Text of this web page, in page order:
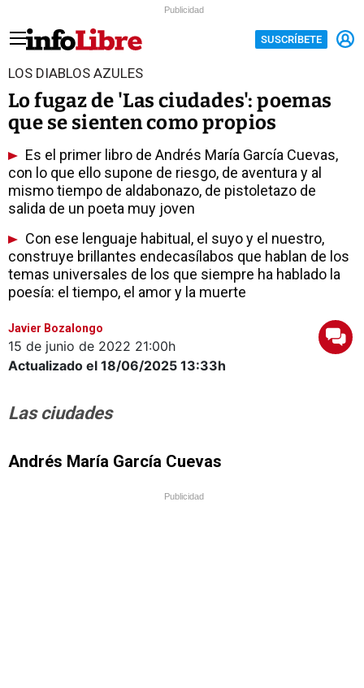
Publicidad
SUSCRÍBETE
LOS DIABLOS AZULES
Lo fugaz de 'Las ciudades': poemas
que se sienten como propios
Es el primer libro de Andrés María García Cuevas,
con lo que ello supone de riesgo, de aventura y al
mismo tiempo de aldabonazo, de pistoletazo de
salida de un poeta muy joven
Con ese lenguaje habitual, el suyo y el nuestro,
construye brillantes endecasílabos que hablan de los
temas universales de los que siempre ha hablado la
poesía: el tiempo, el amor y la muerte
Javier Bozalongo
15 de junio de 2022 21:00h
Actualizado el 18/06/2025 13:33h
Las ciudades
Andrés María García Cuevas
Publicidad